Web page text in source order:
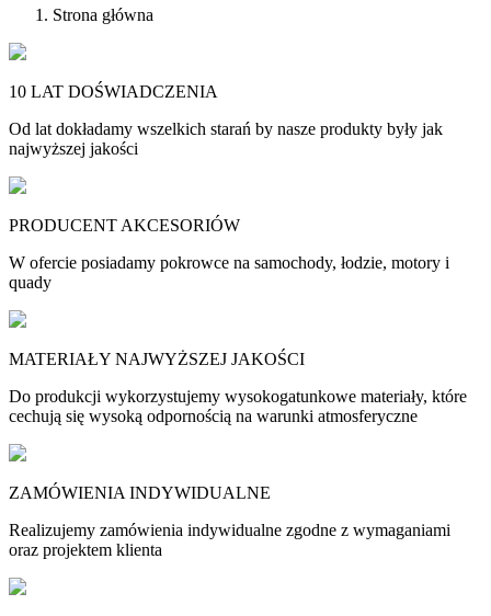
Strona główna
10 LAT DOŚWIADCZENIA
Od lat dokładamy wszelkich starań by nasze produkty były jak
najwyższej jakości
PRODUCENT AKCESORIÓW
W ofercie posiadamy pokrowce na samochody, łodzie, motory i
quady
MATERIAŁY NAJWYŻSZEJ JAKOŚCI
Do produkcji wykorzystujemy wysokogatunkowe materiały, które
cechują się wysoką odpornością na warunki atmosferyczne
ZAMÓWIENIA INDYWIDUALNE
Realizujemy zamówienia indywidualne zgodne z wymaganiami
oraz projektem klienta